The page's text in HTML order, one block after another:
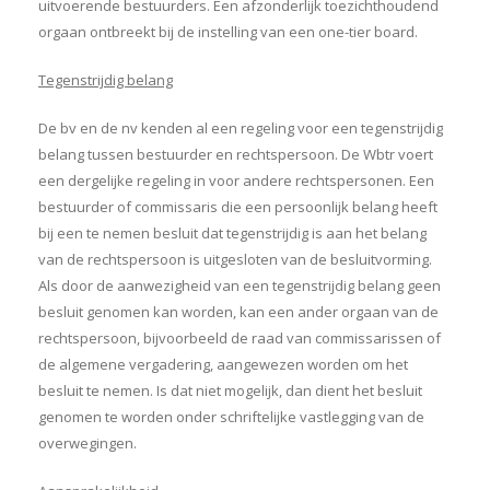
uitvoerende bestuurders. Een afzonderlijk toezichthoudend
orgaan ontbreekt bij de instelling van een one-tier board.
Tegenstrijdig belang
De bv en de nv kenden al een regeling voor een tegenstrijdig
belang tussen bestuurder en rechtspersoon. De Wbtr voert
een dergelijke regeling in voor andere rechtspersonen. Een
bestuurder of commissaris die een persoonlijk belang heeft
bij een te nemen besluit dat tegenstrijdig is aan het belang
van de rechtspersoon is uitgesloten van de besluitvorming.
Als door de aanwezigheid van een tegenstrijdig belang geen
besluit genomen kan worden, kan een ander orgaan van de
rechtspersoon, bijvoorbeeld de raad van commissarissen of
de algemene vergadering, aangewezen worden om het
besluit te nemen. Is dat niet mogelijk, dan dient het besluit
genomen te worden onder schriftelijke vastlegging van de
overwegingen.